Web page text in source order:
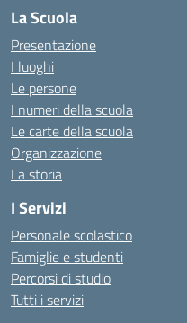
La Scuola
Presentazione
I luoghi
Le persone
I numeri della scuola
Le carte della scuola
Organizzazione
La storia
I Servizi
Personale scolastico
Famiglie e studenti
Percorsi di studio
Tutti i servizi